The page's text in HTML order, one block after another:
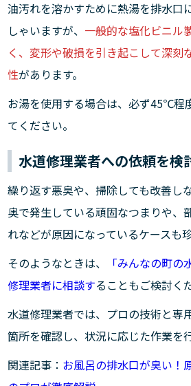
油汚れを溶かすために熱湯を排水口
しゃいますが、 一般的な塩化ビニル
く、変形や破損を引き起こして深刻
性があります。
お湯を使用する場合は、必ず45℃程
てください。
水道修理業者への依頼を検
繰り返す悪臭や、掃除しても改善し
奥で発生している頑固なつまりや、
れなどが原因になっているケースも
そのようなときは、
「みんなの町
修理業者に相談することもご検討く
水道修理業者では、プロの技術と専
箇所を確認し、状況に応じた作業を
関連記事： お風呂の排水口が臭い！